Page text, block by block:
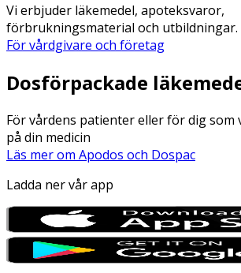
Vi erbjuder läkemedel, apoteksvaror,
förbrukningsmaterial och utbildningar.
För vårdgivare och företag
Dosförpackade
För vårdens patienter eller för dig som
på din medicin
Läs mer om Apodos och Dospac
Ladda ner vår app